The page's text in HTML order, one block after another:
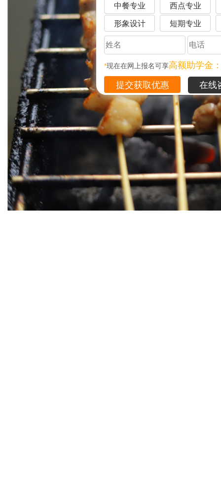
中餐专业 西点专业
形象设计 短期专业
*现在在网上报名可享高额助学金
在线